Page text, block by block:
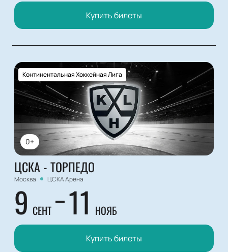
Купить билеты
0+
Континентальная Хоккейная Лига
ЦСКА - ТОРПЕДО
Москва ЦСКА Арена
9 СЕНТ 11 НОЯБ
Купить билеты